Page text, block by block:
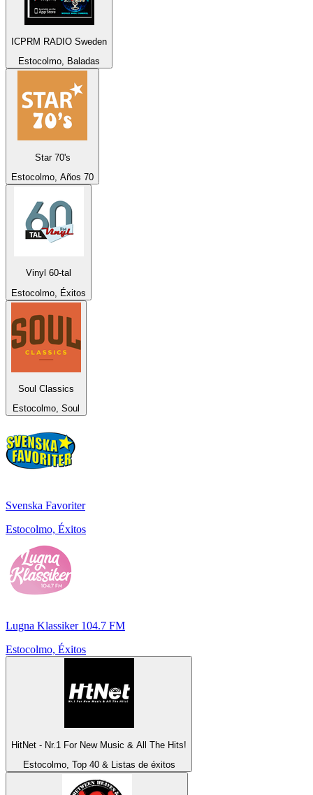
ICPRM RADIO Sweden
Estocolmo, Baladas
Star 70's
Estocolmo, Años 70
Vinyl 60-tal
Estocolmo, Éxitos
Soul Classics
Estocolmo, Soul
Svenska Favoriter
Estocolmo, Éxitos
Lugna Klassiker 104.7 FM
Estocolmo, Éxitos
HitNet - Nr.1 For New Music & All The Hits!
Estocolmo, Top 40 & Listas de éxitos